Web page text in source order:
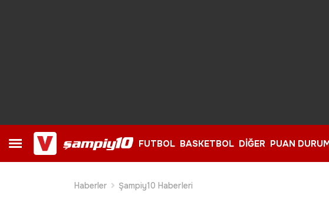
FUTBOL BASKETBOL DİĞER PUAN
Haberler
Şampiy10 Haberleri